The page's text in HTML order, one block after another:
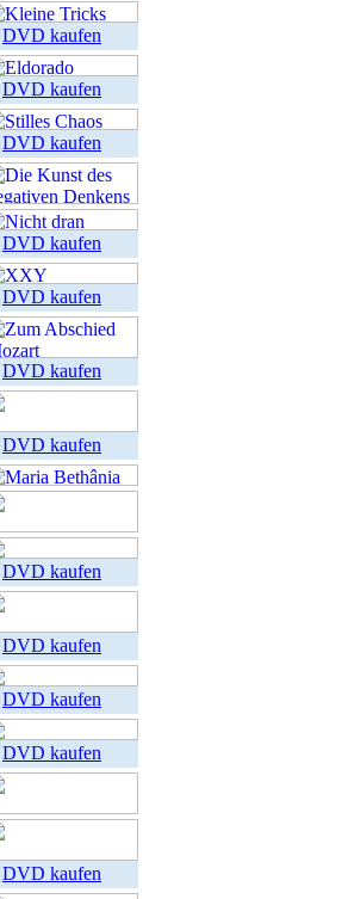
DVD kaufen
DVD kaufen
DVD kaufen
DVD kaufen
DVD kaufen
DVD kaufen
DVD kaufen
DVD kaufen
DVD kaufen
DVD kaufen
DVD kaufen
DVD kaufen